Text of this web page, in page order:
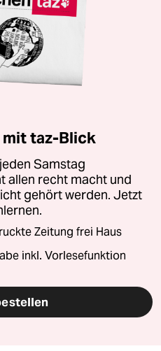
mit taz-Blick
Samstag
allen recht macht und
gehört werden. Jetzt
Zeitung frei Haus
inkl. Vorlesefunktion